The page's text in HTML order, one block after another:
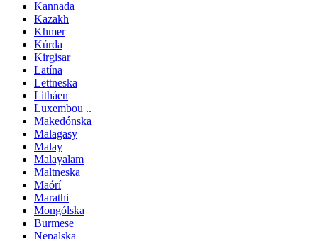
Kannada
Kazakh
Khmer
Kúrda
Kirgisar
Latína
Lettneska
Litháen
Luxembou ..
Makedónska
Malagasy
Malay
Malayalam
Maltneska
Maórí
Marathi
Mongólska
Burmese
Nepalska